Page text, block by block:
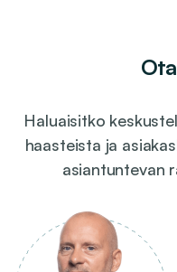
Haluaisitko
haasteista ja
asiantuntevan